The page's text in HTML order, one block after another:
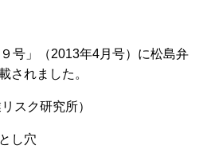
号」（2013年4月号）に松島弁
されました。
スク研究所）
し穴